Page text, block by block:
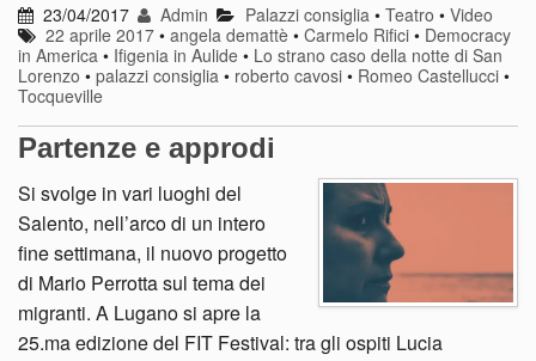
23/04/2017 Admin Palazzi consiglia• Teatro • Video
22 aprile 2017 •angela demattè •Carmelo Rifici • Democracy
in America • Ifigenia in Aulide • Lo strano caso della notte di San
Lorenzo • palazzi consiglia • roberto cavosi • Romeo Castellucci •
Tocqueville
Partenze e approdi
Si svolge in vari luoghi del
Salento, nell’arco di un intero
fine settimana, il nuovo progetto
di Mario Perrotta sul tema dei
migranti. A Lugano si apre la
25.ma edizione del FIT Festival: tra gli ospiti Lucia